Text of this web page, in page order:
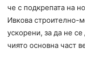
че с подкрепата на
Ивкова строително-
ускорени, за да не
чиято основна част